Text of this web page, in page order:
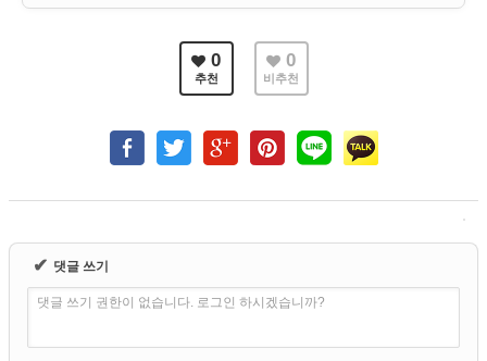
0
추천
0
비추천
✔ 댓글 쓰기
댓글 쓰기 권한이 없습니다. 로그인 하시겠습니까?